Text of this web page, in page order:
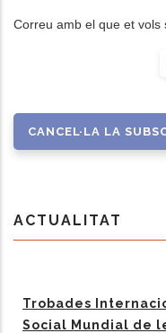
Correu amb el que et vols
ACTUALITAT
Trobades
Social Mundial de